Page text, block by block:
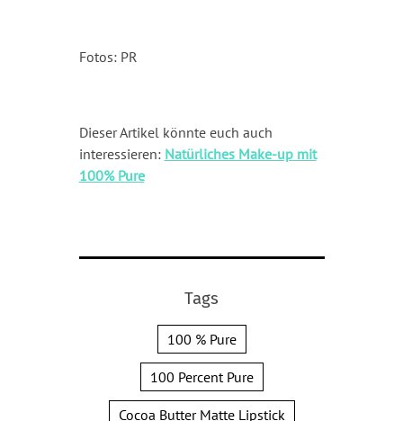
Fotos: PR
Dieser Artikel könnte euch auch
interessieren: Natürliches Make-up mit
100% Pure
Tags
100 % Pure
100 Percent Pure
Cocoa Butter Matte Lipstick